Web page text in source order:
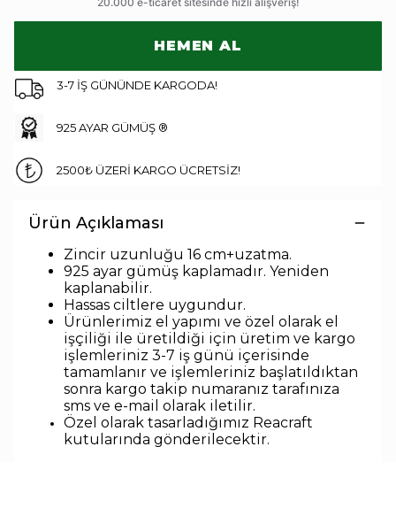
HEMEN AL
3-7 İŞ GÜNÜNDE KARGODA!
925 AYAR GÜMÜŞ ®
2500₺ ÜZERİ KARGO ÜCRETSİZ!
Ürün Açıklaması
Zincir uzunluğu 16 cm+uzatma.
925 ayar gümüş kaplamadır. Yeniden
kaplanabilir.
Hassas ciltlere uygundur.
Ürünlerimiz el yapımı ve özel olarak el
işçiliği ile üretildiği için üretim ve kargo
işlemleriniz 3-7 iş günü içerisinde
tamamlanır ve işlemleriniz başlatıldıktan
sonra kargo takip numaranız tarafınıza
sms ve e-mail olarak iletilir.
Özel olarak tasarladığımız Reacraft
kutularında gönderilecektir.